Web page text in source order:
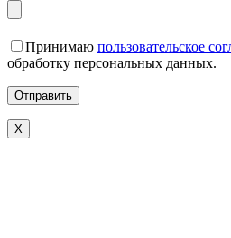
Принимаю пользовательское
обработку персональных данных.
X